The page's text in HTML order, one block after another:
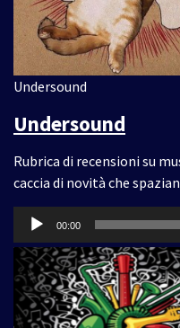
Undersound
Undersound
Rubrica di recensioni su
caccia di novità che
Audio
00:00